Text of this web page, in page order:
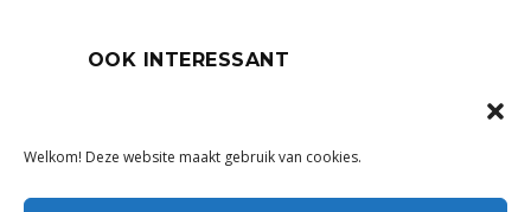
Welkom! Deze website maakt gebruik van cookies.
OOK INTERESSANT